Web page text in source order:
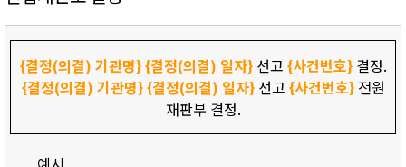
{결정(의결) 기관명}{결정(의결) 일자}선고 {사건번호}결정.
{결정(의결) 기관명}{결정(의결) 일자}선고 {사건번호}전원
재판부 결정.